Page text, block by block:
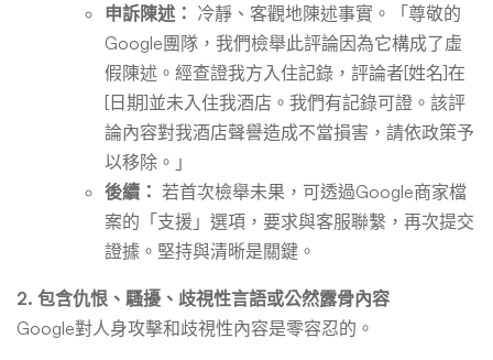
申訴陳述： 冷靜、客觀地陳述事實。「尊敬的
Google團隊，我們檢舉此評論因為它構成了虛
假陳述。經查證我方入住記錄，評論者[姓名]在
[日期]並未入住我酒店。我們有記錄可證。該評
論內容對我酒店聲譽造成不當損害，請依政策予
以移除。」
後續： 若首次檢舉未果，可透過Google商家檔
案的「支援」選項，要求與客服聯繫，再次提交
證據。堅持與清晰是關鍵。
2. 包含仇恨、騷擾、歧視性言語或公然露骨內容
Google對人身攻擊和歧視性內容是零容忍的。